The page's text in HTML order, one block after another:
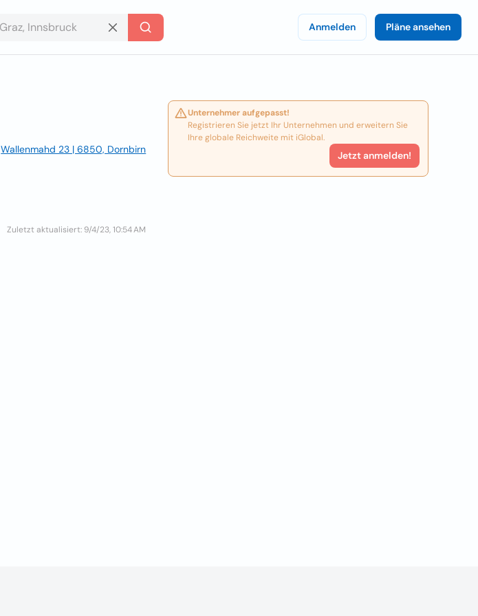
Anmelden Pläne ansehen
Wallenmahd 23 | 6850, Dornbirn
Zuletzt aktualisiert: 9/4/23, 10:54 AM
Unternehmer aufgepasst!
Registrieren Sie jetzt Ihr Unternehmen und erweitern Sie
Ihre globale Reichweite mit iGlobal.
Jetzt anmelden!